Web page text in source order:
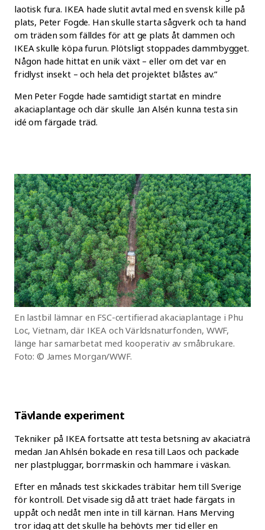
laotisk fura. IKEA hade slutit avtal med en svensk kille på
plats, Peter Fogde. Han skulle starta sågverk och ta hand
om träden som fälldes för att ge plats åt dammen och
IKEA skulle köpa furun. Plötsligt stoppades dammbygget.
Någon hade hittat en unik växt – eller om det var en
fridlyst insekt – och hela det projektet blåstes av.”
Men Peter Fogde hade samtidigt startat en mindre
akaciaplantage och där skulle Jan Alsén kunna testa sin
idé om färgade träd.
En lastbil lämnar en FSC-certifierad akaciaplantage i Phu
Loc, Vietnam, där IKEA och Världsnaturfonden, WWF,
länge har samarbetat med kooperativ av småbrukare.
Foto: © James Morgan/WWF.
Tävlande experiment
Tekniker på IKEA fortsatte att testa betsning av akaciaträ
medan Jan Ahlsén bokade en resa till Laos och packade
ner plastpluggar, borrmaskin och hammare i väskan.
Efter en månads test skickades träbitar hem till Sverige
för kontroll. Det visade sig då att träet hade färgats in
uppåt och nedåt men inte in till kärnan. Hans Merving
tror idag att det skulle ha behövts mer tid eller en